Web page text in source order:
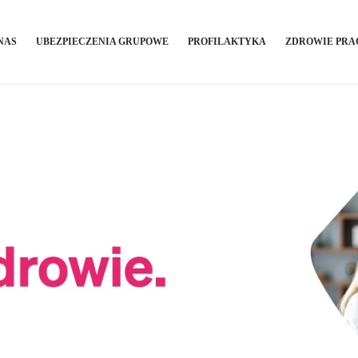
UBEZPIECZENIA GRUPOWE PROFILAKTYKA ZDROWIE